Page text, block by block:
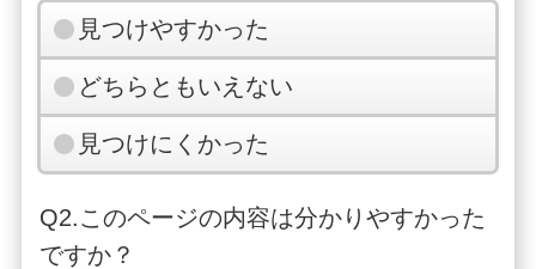
見つけやすかった
どちらともいえない
見つけにくかった
Q2.このページの内容は分かりやすかった
ですか？